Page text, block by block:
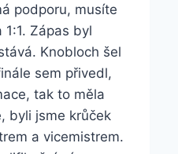
podporu, musíte
Zápas byl
Knobloch šel
sem přivedl,
tak to měla
byli jsme krůček
a vicemistrem.